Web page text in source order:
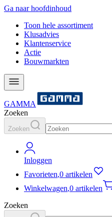
Ga naar hoofdinhoud
Toon hele assortiment
Klusadvies
Klantenservice
Actie
Bouwmarkten
GAMMA
Zoeken
Zoeken
Inloggen
Favorieten,0 artikelen
Winkelwagen,0 artikelen
Zoeken